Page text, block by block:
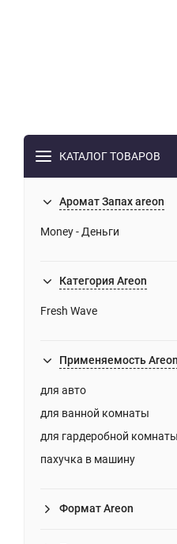
КАТАЛОГ ТОВАРОВ
Аромат Запах areon
Money - Деньги
Категория Areon
Fresh Wave
Применяемость Areon
для авто
для ванной комнаты
для гардеробной комнаты
пахучка в машину
Формат Areon